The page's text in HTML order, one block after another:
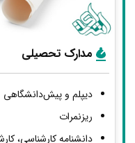
مدارک تحصیلی
دیپلم و پیش‌دانشگاهی
ریزنمرات
دانشنامه کارشناسی،